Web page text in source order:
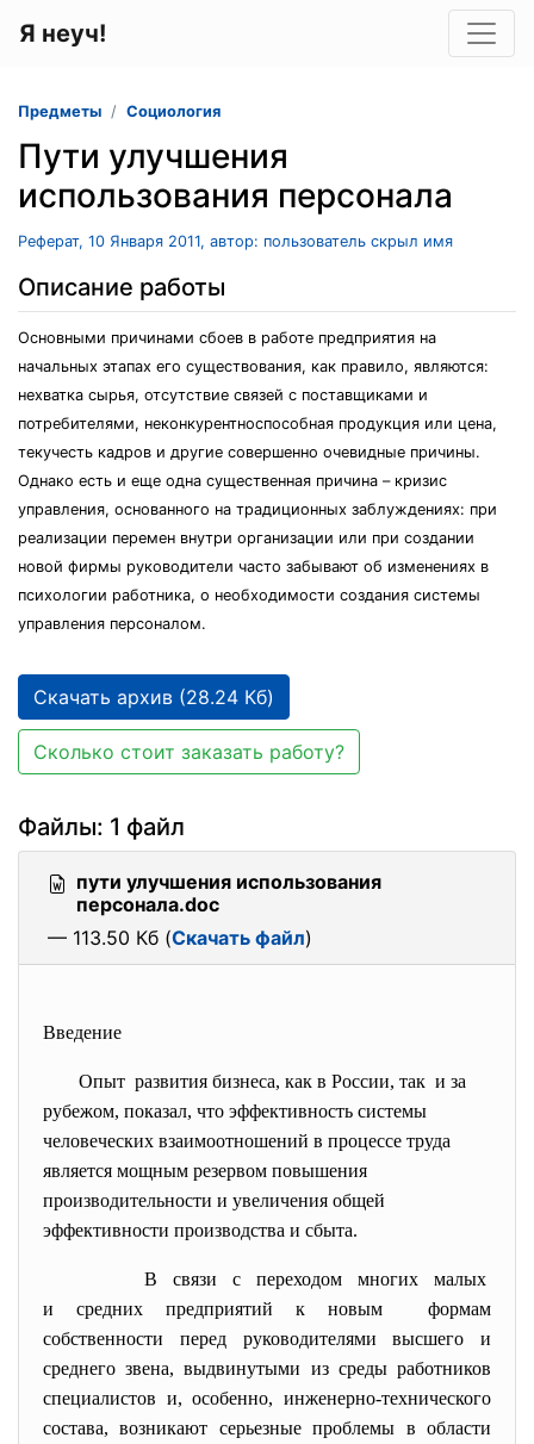
Я неуч!
Предметы Социология
Пути улучшения
использования персонала
Реферат, 10 Января 2011, автор: пользователь скрыл имя
Описание работы
Основными причинами сбоев в работе предприятия на
начальных этапах его существования, как правило, являются:
нехватка сырья, отсутствие связей с поставщиками и
потребителями, неконкурентноспособная продукция или цена,
текучесть кадров и другие совершенно очевидные причины.
Однако есть и еще одна существенная причина – кризис
управления, основанного на традиционных заблуждениях: при
реализации перемен внутри организации или при создании
новой фирмы руководители часто забывают об изменениях в
психологии работника, о необходимости создания системы
управления персоналом.
Скачать архив (28.24 Кб)
Сколько стоит заказать работу?
Файлы: 1 файл
пути улучшения использования
персонала.doc
— 113.50 Кб (Скачать файл)
Введение
Опыт развития бизнеса, как в России, так и за
рубежом, показал, что эффективность системы
человеческих взаимоотношений в процессе труда
является мощным резервом повышения
производительности и увеличения общей
эффективности производства и сбыта.
В связи с переходом многих малых
и средних предприятий к новым формам
собственности перед руководителями высшего и
среднего звена, выдвинутыми из среды работников
специалистов и, особенно, инженерно-технического
состава, возникают серьезные проблемы в области